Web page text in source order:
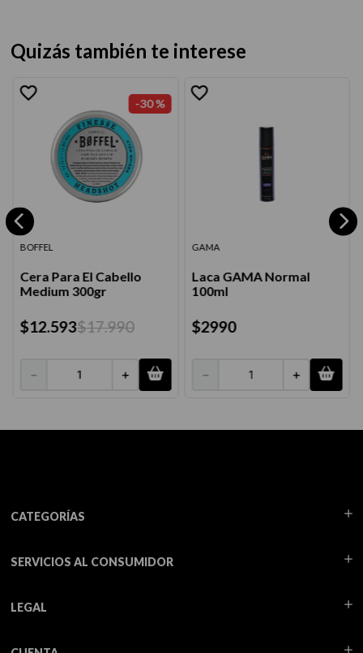
Quizás también te interese
-30 %
BOFFEL
Cera Para El Cabello
Medium 300gr
$12.593$17.990
＋
－
GAMA
Laca GAMA Normal
100ml
$2990
＋
－
CATEGORÍAS
SERVICIOS AL CONSUMIDOR
LEGAL